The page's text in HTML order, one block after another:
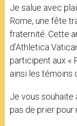
Je salue avec
Rome, une fête
fraternité. Cette
d’Athletica
participent aux «
ainsi les témoins
Je vous souhaite
pas de prier pour